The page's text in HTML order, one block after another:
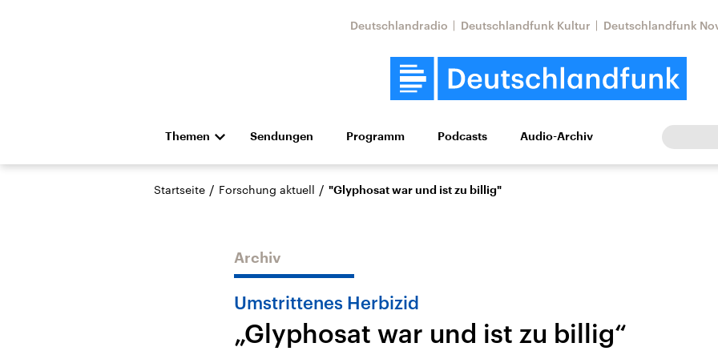
Deutschlandradio Deutschlandfunk Kultur Deutschlandfunk
Themen
Die Nachrichten Politik Wirtschaft Wissen Kultur Europa
Hörspiel und Feature Musik
Aktuelle Beiträge,
Nahostkonflikt
Iran
Faktenchecks
In unseren
Sendungen Programm Podcasts Audio-Archiv
Startseite / Forschung aktuell / "Glyphosat war und ist zu billig"
Archiv
Umstrittenes Herbizid
„Glyphosat war und ist zu billig“